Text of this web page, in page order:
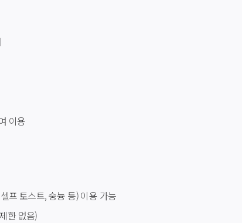
이용
프 토스트, 숭늉 등) 이용 가능
한 없음)